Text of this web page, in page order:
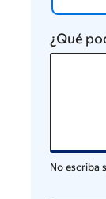
¿Qué
No escriba